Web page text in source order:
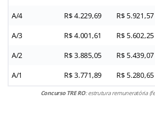
A/4 R$ 4.229,69 R$ 5.921,57
A/3 R$ 4.001,61 R$ 5.602,25
A/2 R$ 3.885,05 R$ 5.439,07
A/1 R$ 3.771,89 R$ 5.280,65
Concurso TRE RO: estrutura remuneratória